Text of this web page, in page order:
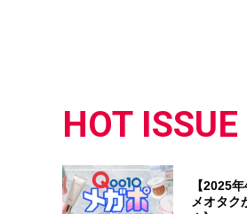
HOT ISSUE
【2025
メオタク